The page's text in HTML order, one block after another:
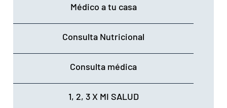
Médico a tu casa
Consulta Nutricional
Consulta médica
1, 2, 3 X MI SALUD